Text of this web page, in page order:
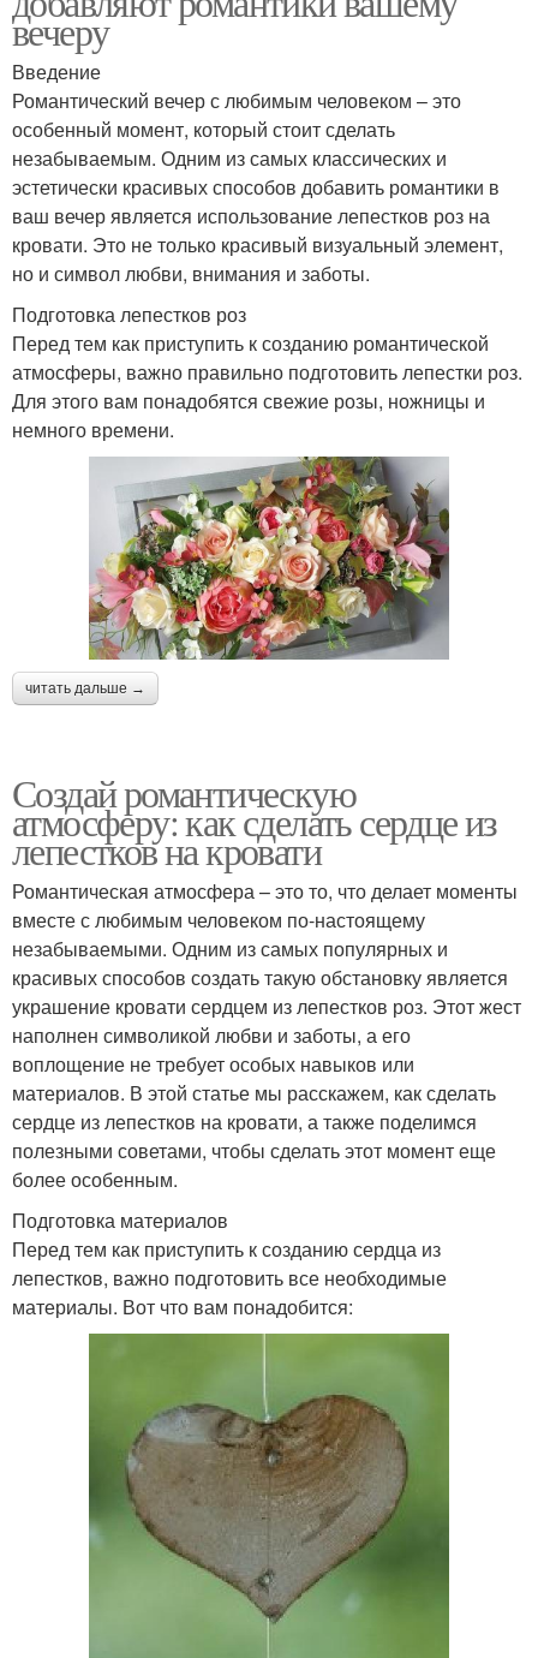
вечеру
Введение
Романтический вечер с любимым человеком – это
особенный момент, который стоит сделать
незабываемым. Одним из самых классических и
эстетически красивых способов добавить романтики в
ваш вечер является использование лепестков роз на
кровати. Это не только красивый визуальный элемент,
но и символ любви, внимания и заботы.
Подготовка лепестков роз
Перед тем как приступить к созданию романтической
атмосферы, важно правильно подготовить лепестки роз.
Для этого вам понадобятся свежие розы, ножницы и
немного времени.
читать дальше →
Создай романтическую
атмосферу: как сделать сердце из
лепестков на кровати
Романтическая атмосфера – это то, что делает моменты
вместе с любимым человеком по-настоящему
незабываемыми. Одним из самых популярных и
красивых способов создать такую обстановку является
украшение кровати сердцем из лепестков роз. Этот жест
наполнен символикой любви и заботы, а его
воплощение не требует особых навыков или
материалов. В этой статье мы расскажем, как сделать
сердце из лепестков на кровати, а также поделимся
полезными советами, чтобы сделать этот момент еще
более особенным.
Подготовка материалов
Перед тем как приступить к созданию сердца из
лепестков, важно подготовить все необходимые
материалы. Вот что вам понадобится: